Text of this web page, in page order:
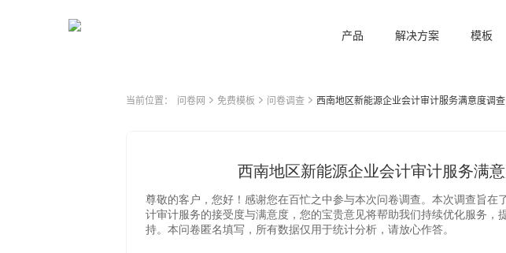
产品 解决方案 模板
当前位置： 问卷网 免费模板 问卷调查 西南地区新能源企业会计审计服务满意度调查